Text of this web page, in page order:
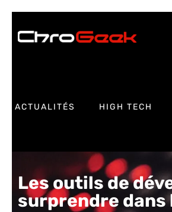
ACTUALITÉS HIGH TECH
Les outils de
surprendre